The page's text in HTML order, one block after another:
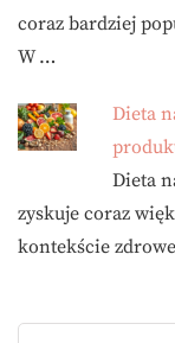
coraz bardziej
W …
Dieta
Dieta
zyskuje coraz
kontekście